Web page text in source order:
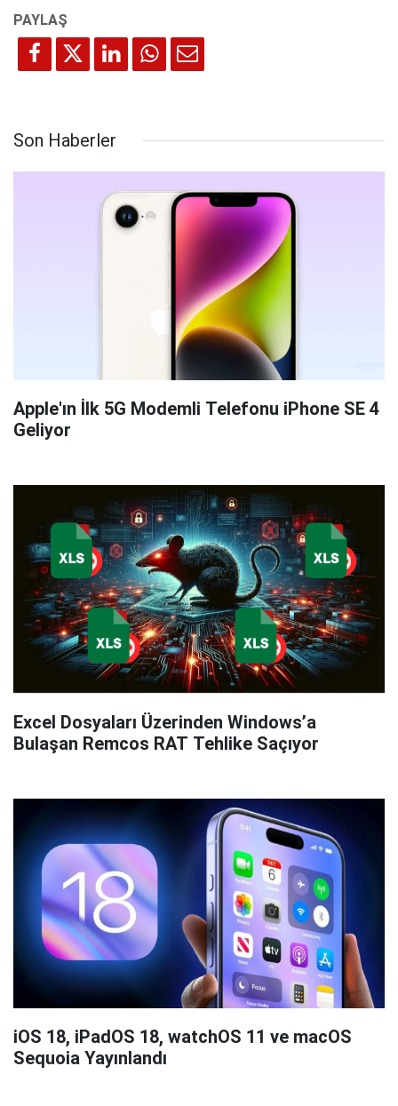
Son Haberler
Apple'ın İlk 5G Modemli Telefonu iPhone SE 4
Geliyor
Excel Dosyaları Üzerinden Windows’a
Bulaşan Remcos RAT Tehlike Saçıyor
iOS 18, iPadOS 18, watchOS 11 ve macOS
Sequoia Yayınlandı